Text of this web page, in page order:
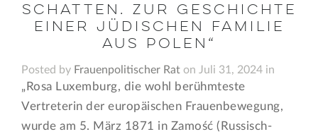
Schatten. Zur Geschichte
einer jüdischen Familie
aus Polen“
Posted by Frauenpolitischer Rat on Juli 31, 2024 in
„Rosa Luxemburg, die wohl berühmteste
Vertreterin der europäischen Frauenbewegung,
wurde am 5. März 1871 in Zamość (Russisch-